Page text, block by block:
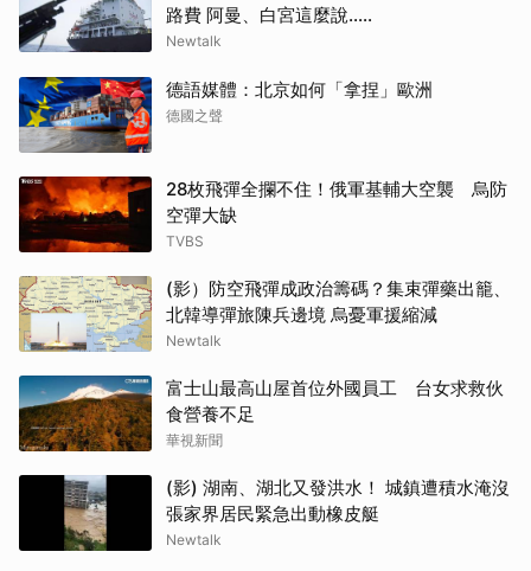
路費 阿曼、白宮這麼說.....
Newtalk
德語媒體：北京如何「拿捏」歐洲
德國之聲
28枚飛彈全攔不住！俄軍基輔大空襲 烏防
空彈大缺
TVBS
(影）防空飛彈成政治籌碼？集束彈藥出籠、
北韓導彈旅陳兵邊境 烏憂軍援縮減
Newtalk
富士山最高山屋首位外國員工 台女求救伙
食營養不足
華視新聞
(影) 湖南、湖北又發洪水！ 城鎮遭積水淹沒
張家界居民緊急出動橡皮艇
Newtalk